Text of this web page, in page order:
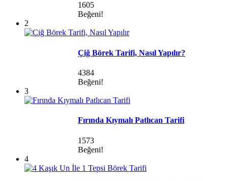
1605
Beğeni!
2
Çiğ Börek Tarifi, Nasıl Yapılır?
4384
Beğeni!
3
Fırında Kıymalı Patlıcan Tarifi
1573
Beğeni!
4